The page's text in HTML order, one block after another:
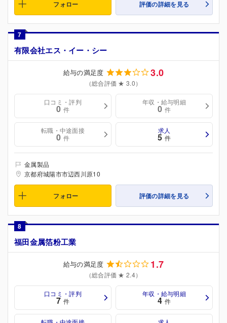
フォロー 評価の詳細を見る
7
有限会社エス・イー・シー
給与の満足度 3.0
（総合評価 ★ 3.0）
口コミ・評判
0 件
年収・給与明細
0 件
転職・中途面接
0 件
求人
5 件
金属製品
京都府城陽市市辺西川原10
フォロー 評価の詳細を見る
8
福田金属箔粉工業
給与の満足度 1.7
（総合評価 ★ 2.4）
口コミ・評判
7 件
年収・給与明細
4 件